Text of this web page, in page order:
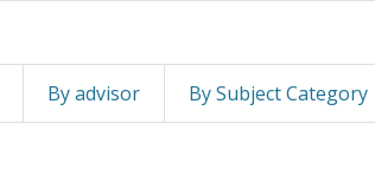
By advisor By Subject Category